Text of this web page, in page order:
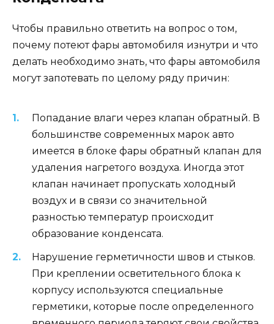
Чтобы правильно ответить на вопрос о том,
почему потеют фары автомобиля изнутри и что
делать необходимо знать, что фары автомобиля
могут запотевать по целому ряду причин:
Попадание влаги через клапан обратный. В
большинстве современных марок авто
имеется в блоке фары обратный клапан для
удаления нагретого воздуха. Иногда этот
клапан начинает пропускать холодный
воздух и в связи со значительной
разностью температур происходит
образование конденсата.
Нарушение герметичности швов и стыков.
При креплении осветительного блока к
корпусу используются специальные
герметики, которые после определенного